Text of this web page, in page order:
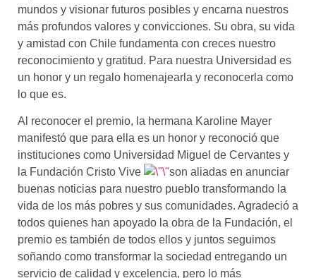
mundos y visionar futuros posibles y encarna nuestros
más profundos valores y convicciones. Su obra, su vida
y amistad con Chile fundamenta con creces nuestro
reconocimiento y gratitud. Para nuestra Universidad es
un honor y un regalo homenajearla y reconocerla como
lo que es.
Al reconocer el premio, la hermana Karoline Mayer
manifestó que para ella es un honor y reconoció que
instituciones como Universidad Miguel de Cervantes y
la Fundación Cristo Vive
son aliadas en anunciar
buenas noticias para nuestro pueblo transformando la
vida de los más pobres y sus comunidades. Agradeció a
todos quienes han apoyado la obra de la Fundación, el
premio es también de todos ellos y juntos seguimos
soñando como transformar la sociedad entregando un
servicio de calidad y excelencia, pero lo más